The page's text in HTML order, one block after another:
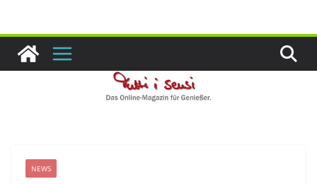
springen
NEWS